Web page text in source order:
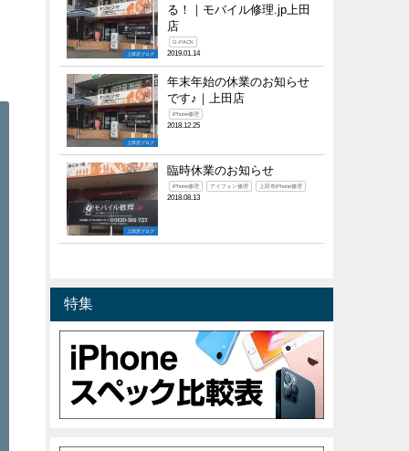
上田店ブログ
る！｜モバイル修理.jp上田
店
G-PACK
2019.01.14
上田店ブログ
年末年始の休業のお知らせ
です♪｜上田店
iPhone修理
2018.12.25
上田店ブログ
臨時休業のお知らせ
iPhone修理 アイフォン修理 上田市iPhone修理
2018.08.13
特集